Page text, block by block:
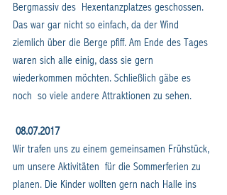
Bergmassiv des  Hexentanzplatzes geschossen.
Das war gar nicht so einfach, da der Wind
ziemlich über die Berge pfiff. Am Ende des Tages
waren sich alle einig, dass sie gern
wiederkommen möchten. Schließlich gäbe es
noch  so viele andere Attraktionen zu sehen.
08.07.2017
Wir trafen uns zu einem gemeinsamen Frühstück,
um unsere Aktivitäten  für die Sommerferien zu
planen. Die Kinder wollten gern nach Halle ins